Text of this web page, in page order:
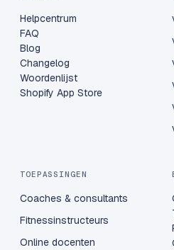
Helpcentrum
FAQ
Blog
Changelog
Woordenlijst
Shopify App Store
TOEPASSINGEN
Coaches & consultants
Fitnessinstructeurs
Online docenten